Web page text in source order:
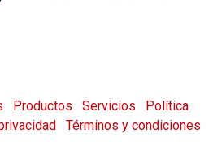
Productos Servicios
Política
Términos y condiciones